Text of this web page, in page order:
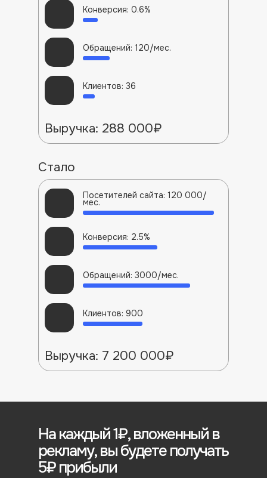
Конверсия: 0.6%
Обращений: 120/мес.
Клиентов: 36
Выручка: 288 000₽
Стало
Посетителей сайта: 120 000/
мес.
Конверсия: 2.5%
Обращений: 3000/мес.
Клиентов: 900
Выручка: 7 200 000₽
На каждый 1₽, вложенный в
рекламу,вы будете получать
5₽ прибыли